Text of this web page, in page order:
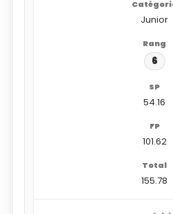
Junior
6
54.16
101.62
155.78